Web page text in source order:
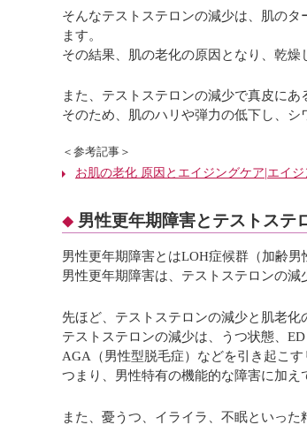
そんなテストステロンの減少は、肌の
ます。
その結果、肌の老化の原因となり、乾燥
また、テストステロンの減少で真皮にあ
そのため、肌のハリや弾力の低下し、シ
＜参考記事＞
お肌の老化 原因とエイジングケア|エイ
男性更年期障害とテストステ
男性更年期障害とはLOH症候群（加齢男
男性更年期障害は、テストステロンの減
先ほど、テストステロンの減少と肌老化
テストステロンの減少は、うつ状態、
AGA（男性型脱毛症）などを引き起こす
つまり、男性特有の機能的な障害に加え
また、憂うつ、イライラ、不眠といっ